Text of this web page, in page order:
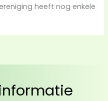
heeft nog enkele